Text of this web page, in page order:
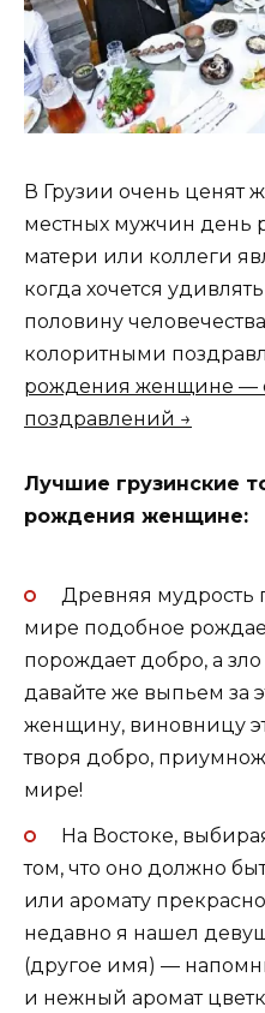
В Грузии очень ценят
местных мужчин день
матери или коллеги
когда хочется
половину
колоритными
рождения женщине —
поздравлений →
Лучшие грузинские
рождения женщине:
Древняя мудрость
мире подобное
порождает добро, а
давайте же выпьем за
женщину, виновницу
творя добро,
мире!
На Востоке,
том, что оно должно
или аромату
недавно я нашел
(другое имя) —
и нежный аромат